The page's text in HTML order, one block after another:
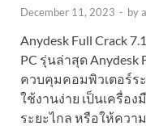
December 11, 2023 - by
Anydesk Full Crack
PC รุ่นล่าสุด Anydesk
ควบคุมคอมพิวเตอร์ร
ใช้งานง่าย เป็นเครื่อ
ระยะไกล หรือให้คว